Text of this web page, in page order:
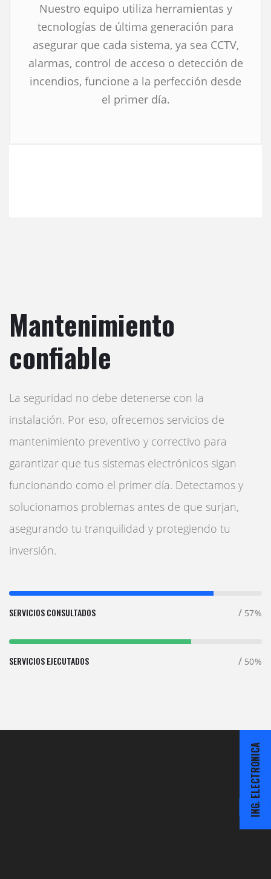
Nuestro equipo utiliza herramientas y
tecnologías de última generación para
asegurar que cada sistema, ya sea CCTV,
alarmas, control de acceso o detección de
incendios, funcione a la perfección desde
el primer día.
Mantenimiento
confiable
La seguridad no debe detenerse con la
instalación. Por eso, ofrecemos servicios de
mantenimiento preventivo y correctivo para
garantizar que tus sistemas electrónicos sigan
funcionando como el primer día. Detectamos y
solucionamos problemas antes de que surjan,
asegurando tu tranquilidad y protegiendo tu
inversión.
SERVICIOS CONSULTADOS / 71%
SERVICIOS EJECUTADOS / 63%
ING. ELECTRONICA